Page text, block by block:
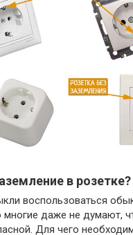
в розетке?
воспользоваться
многие даже не думают,
Для чего